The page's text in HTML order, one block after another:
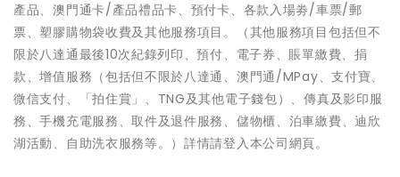
產品、澳門通卡/產品禮品卡、預付卡、各款入場劵/車票/郵
票、塑膠購物袋收費及其他服務項目。（其他服務項目包括但不
限於八達通最後10次紀錄列印、預付、電子券、賬單繳費、捐
款、增值服務（包括但不限於八達通、澳門通/MPay、支付寶、
微信支付、「拍住賞」、TNG及其他電子錢包）、傳真及影印服
務、手機充電服務、取件及退件服務、儲物櫃、泊車繳費、迪欣
湖活動、自助洗衣服務等。）詳情請登入本公司網頁。